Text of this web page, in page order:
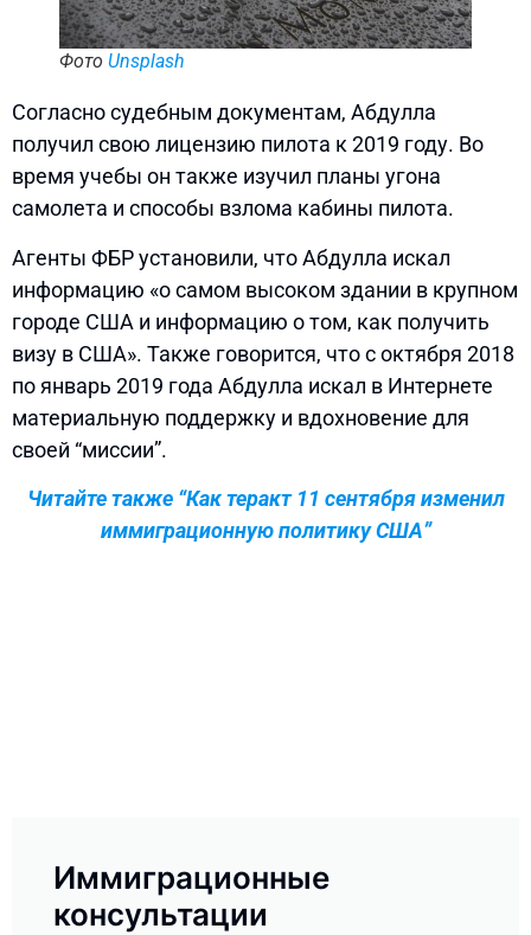
Фото Unsplash
Согласно судебным документам, Абдулла
получил свою лицензию пилота к 2019 году. Во
время учебы он также изучил планы угона
самолета и способы взлома кабины пилота.
Агенты ФБР установили, что Абдулла искал
информацию «о самом высоком здании в крупном
городе США и информацию о том, как получить
визу в США». Также говорится, что с октября 2018
по январь 2019 года Абдулла искал в Интернете
материальную поддержку и вдохновение для
своей “миссии”.
Читайте также “Как теракт 11 сентября изменил
иммиграционную политику США”
Иммиграционные
консультации